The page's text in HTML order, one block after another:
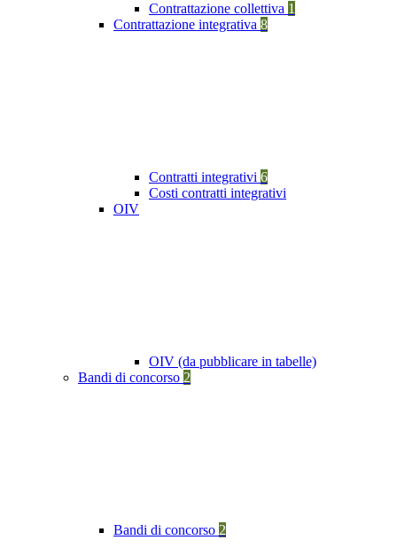
Contrattazione collettiva 1
Contrattazione integrativa 8
Contratti integrativi 6
Costi contratti integrativi
OIV
OIV (da pubblicare in tabelle)
Bandi di concorso 2
Bandi di concorso 2